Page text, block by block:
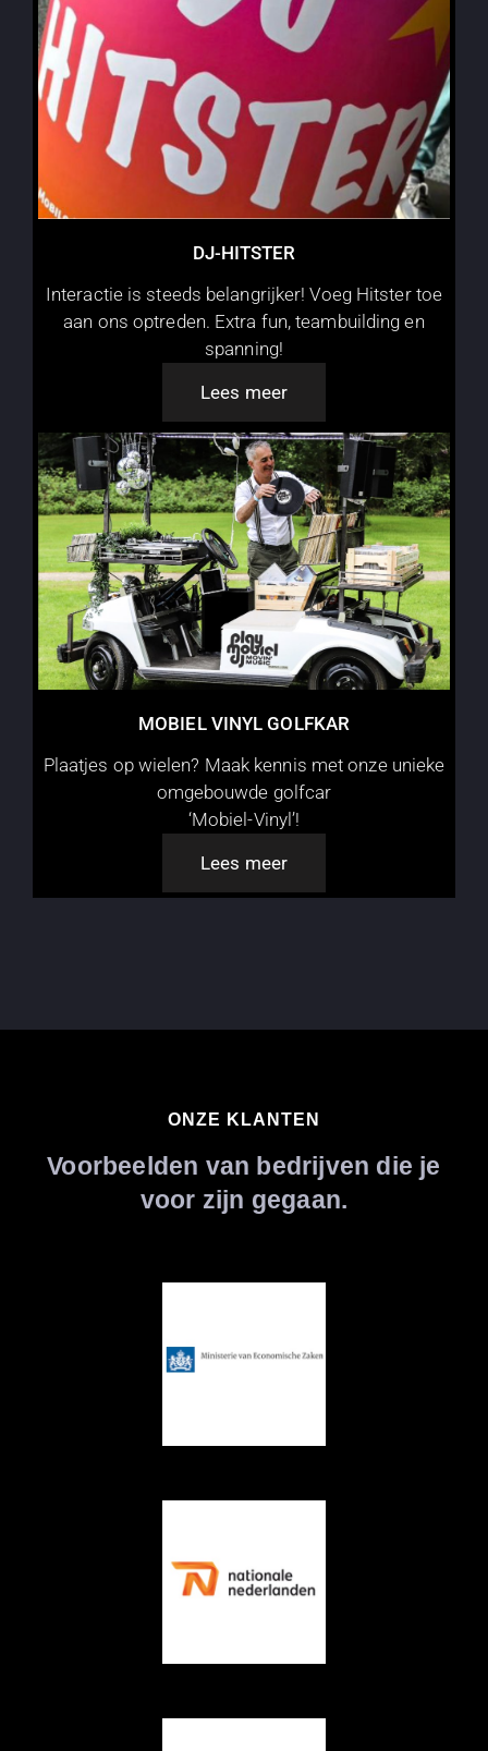
DJ-HITSTER
Interactie is steeds belangrijker! Voeg Hitster toe
aan ons optreden. Extra fun, teambuilding en
spanning!
Lees meer
MOBIEL VINYL GOLFKAR
Plaatjes op wielen? Maak kennis met onze unieke
omgebouwde golfcar
‘Mobiel-Vinyl’!
Lees meer
ONZE KLANTEN
Voorbeelden van bedrijven die je
voor zijn gegaan.